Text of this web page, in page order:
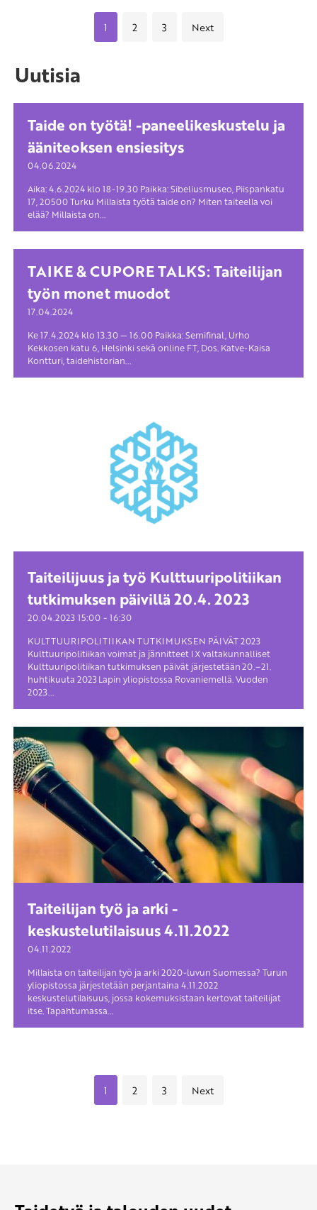
1 2 3 Next
Uutisia
Taide on työtä! -paneelikeskustelu ja
ääniteoksen ensiesitys
04.06.2024
Aika: 4.6.2024 klo 18-19.30 Paikka: Sibeliusmuseo, Piispankatu
17, 20500 Turku Millaista työtä taide on? Miten taiteella voi
elää? Millaista on...
TAIKE & CUPORE TALKS: Taiteilijan
työn monet muodot
17.04.2024
Ke 17.4.2024 klo 13.30 — 16.00 Paikka: Semifinal, Urho
Kekkosen katu 6, Helsinki sekä online FT, Dos. Katve-Kaisa
Kontturi, taidehistorian...
Taiteilijuus ja työ Kulttuuripolitiikan
tutkimuksen päivillä 20.4. 2023
20.04.2023 15:00 - 16:30
KULTTUURIPOLITIIKAN TUTKIMUKSEN PÄIVÄT 2023
Kulttuuripolitiikan voimat ja jännitteet IX valtakunnalliset
Kulttuuripolitiikan tutkimuksen päivät järjestetään 20.–21.
huhtikuuta 2023 Lapin yliopistossa Rovaniemellä. Vuoden
2023...
Taiteilijan työ ja arki -
keskustelutilaisuus 4.11.2022
04.11.2022
Millaista on taiteilijan työ ja arki 2020-luvun Suomessa? Turun
yliopistossa järjestetään perjantaina 4.11.2022
keskustelutilaisuus, jossa kokemuksistaan kertovat taiteilijat
itse. Tapahtumassa...
1 2 3 Next